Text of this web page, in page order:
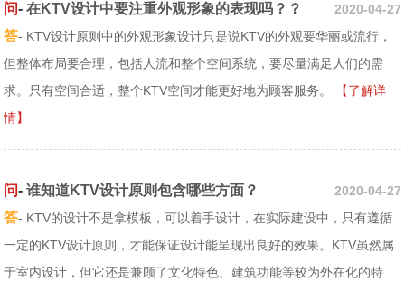
问-在KTV设计中要注重外观形象的表现吗？？ 2020-04-27
答- KTV设计原则中的外观形象设计只是说KTV的外观要华丽或流行，
但整体布局要合理，包括人流和整个空间系统，要尽量满足人们的需
求。只有空间合适，整个KTV空间才能更好地为顾客服务。
【了解详
情】
问-谁知道KTV设计原则包含哪些方面？ 2020-04-27
答- KTV的设计不是拿模板，可以着手设计，在实际建设中，只有遵循
一定的KTV设计原则，才能保证设计能呈现出良好的效果。KTV虽然属
于室内设计，但它还是兼顾了文化特色、建筑功能等较为外在化的特